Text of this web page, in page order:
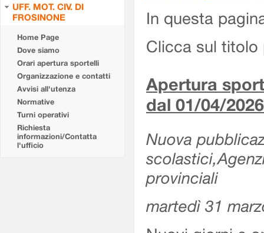
UFF. MOT. CIV. DI
FROSINONE
Home Page
Dove siamo
Orari apertura sportelli
Organizzazione e contatti
Avvisi all'utenza
Normative
Turni operativi
Richiesta
informazioni/Contatta
l'ufficio
In questa
Clicca sul titolo
Apertura
dal 01/04/2026
Nuova
provinciali
martedì 31